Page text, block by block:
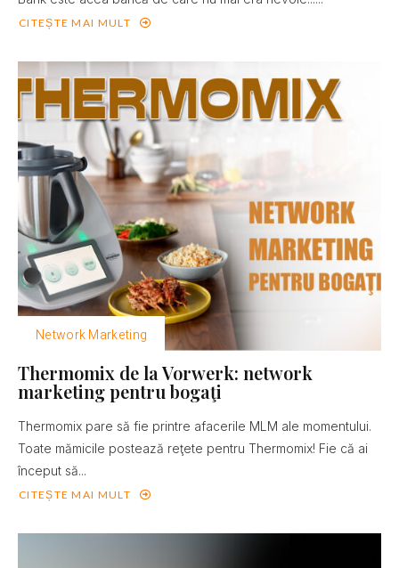
CITEȘTE MAI MULT
Network Marketing
Thermomix de la Vorwerk: network
marketing pentru bogaţi
Thermomix pare să fie printre afacerile MLM ale momentului.
Toate mămicile postează reţete pentru Thermomix! Fie că ai
început să...
CITEȘTE MAI MULT